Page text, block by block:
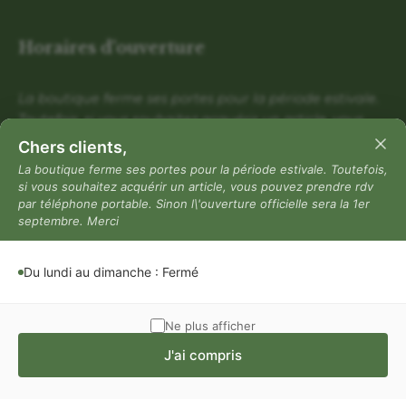
Horaires d'ouverture
La boutique ferme ses portes pour la période estivale.
Toutefois, si vous souhaitez acquérir un article, vous
pouvez prendre rdv par téléphone portable. Sinon
l\'ouverture officielle sera la 1er septembre. Merci
Du lundi au dimanche : Fermé
Mentions légales
Politique de confidentialité
Chers clients,
La boutique ferme ses portes pour la période estivale. Toutefois,
si vous souhaitez acquérir un article, vous pouvez prendre rdv
par téléphone portable. Sinon l\'ouverture officielle sera la 1er
septembre. Merci
Du lundi au dimanche : Fermé
Ne plus afficher
J'ai compris